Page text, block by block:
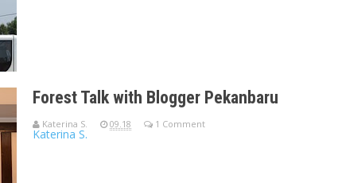
Forest Talk with Blogger Pekanbaru
Katerina S. 09.18 1 Comment
Katerina S.